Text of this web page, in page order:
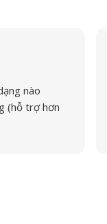
nào
(hỗ trợ hơn